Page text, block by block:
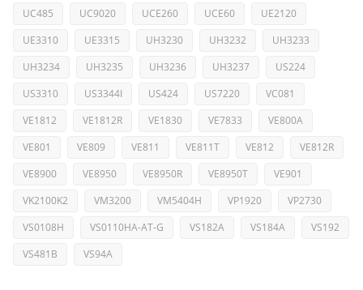
UC485
UC9020 UCE260 UCE60
UE2120
UE3310
UE3315 UH3230 UH3232
UH3233
UH3234
UH3235 UH3236 UH3237
US224
US3310
US3344I US424 US7220
VC081
VE1812
VE1812R VE1830 VE7833
VE800A
VE801
VE809 VE811 VE811T VE812
VE812R
VE8900
VE8950 VE8950R VE8950T
VE901
VK2100K2
VM3200 VM5404H VP1920
VP2730
VS0108H
VS0110HA-AT-G VS182A VS184A
VS192
VS481B
VS94A